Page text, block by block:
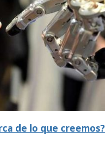
de lo que creemos?